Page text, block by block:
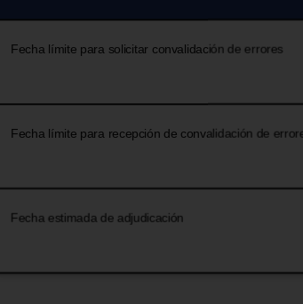
Fecha límite para solicitar convalidación de errores
Fecha límite para recepción de convalidación de
Fecha estimada de adjudicación